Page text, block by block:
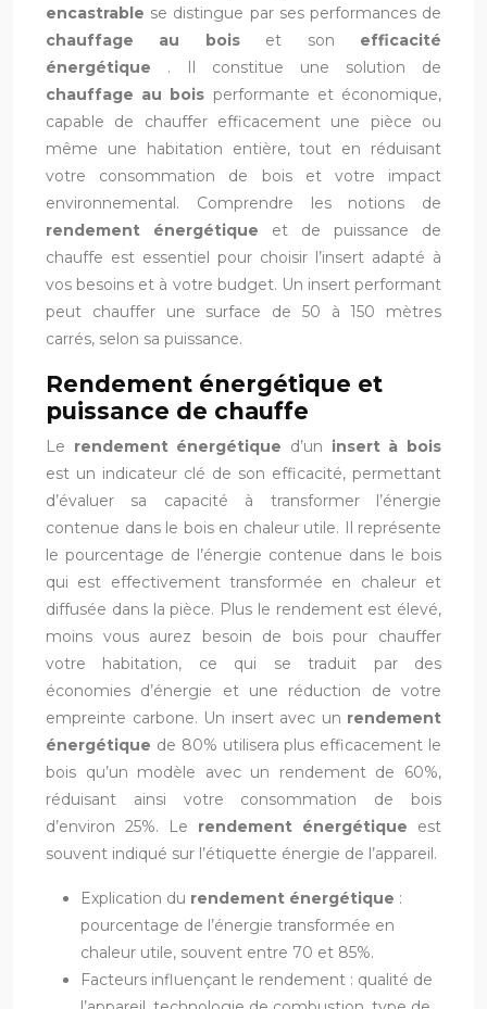
encastrable se distingue par ses performances de
chauffage au bois et son efficacité
énergétique . Il constitue une solution de
chauffage au bois performante et économique,
capable de chauffer efficacement une pièce ou
même une habitation entière, tout en réduisant
votre consommation de bois et votre impact
environnemental. Comprendre les notions de
rendement énergétique et de puissance de
chauffe est essentiel pour choisir l’insert adapté à
vos besoins et à votre budget. Un insert performant
peut chauffer une surface de 50 à 150 mètres
carrés, selon sa puissance.
Rendement énergétique et
puissance de chauffe
Le rendement énergétique d’un insert à bois
est un indicateur clé de son efficacité, permettant
d’évaluer sa capacité à transformer l’énergie
contenue dans le bois en chaleur utile. Il représente
le pourcentage de l’énergie contenue dans le bois
qui est effectivement transformée en chaleur et
diffusée dans la pièce. Plus le rendement est élevé,
moins vous aurez besoin de bois pour chauffer
votre habitation, ce qui se traduit par des
économies d’énergie et une réduction de votre
empreinte carbone. Un insert avec un rendement
énergétique de 80% utilisera plus efficacement le
bois qu’un modèle avec un rendement de 60%,
réduisant ainsi votre consommation de bois
d’environ 25%. Le rendement énergétique est
souvent indiqué sur l’étiquette énergie de l’appareil.
Explication du rendement énergétique :
pourcentage de l’énergie transformée en
chaleur utile, souvent entre 70 et 85%.
Facteurs influençant le rendement : qualité de